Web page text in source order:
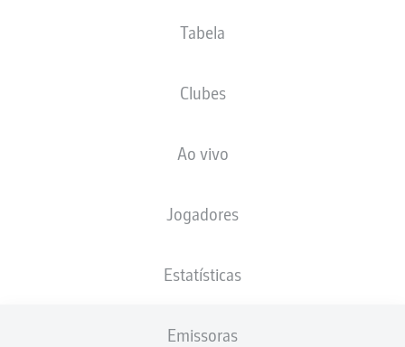
Tabela
Clubes
Ao vivo
Jogadores
Estatísticas
Emissoras
ESCALAÇÕES